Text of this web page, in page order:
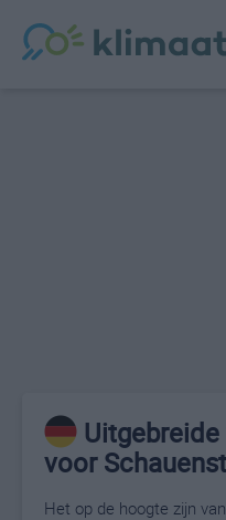
voor
Het op de hoogte zijn